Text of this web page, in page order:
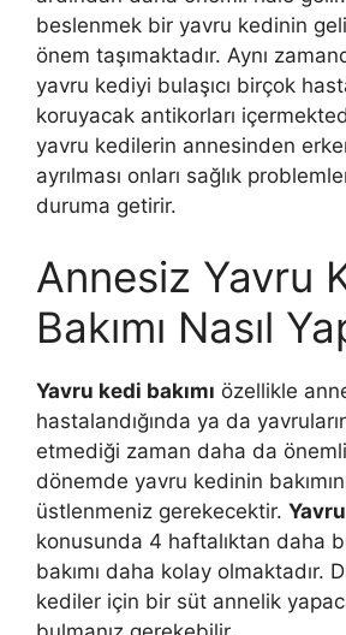
beslenmek bir yavru kedinin
önem taşımaktadır. Aynı
yavru kediyi bulaşıcı birçok
koruyacak antikorları
yavru kedilerin annesinden
ayrılması onları sağlık
duruma getirir.
Annesiz Yavru
Bakımı Nasıl
Yavru kedi bakımı özellikle
hastalandığında ya da
etmediği zaman daha da
dönemde yavru kedinin
üstlenmeniz gerekecektir.
konusunda 4 haftalıktan daha
bakımı daha kolay olmaktadır.
kediler için bir süt annelik